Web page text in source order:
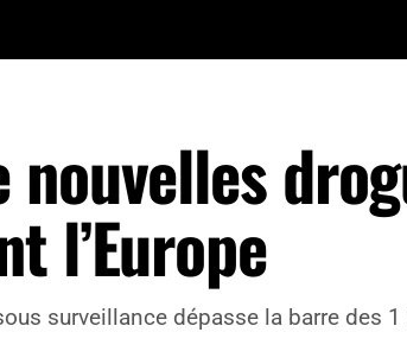
nouvelles
l’Europe
surveillance dépasse la barre des